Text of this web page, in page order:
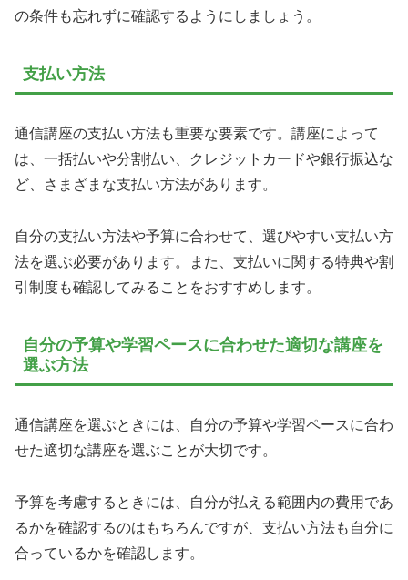
の条件も忘れずに確認するようにしましょう。
支払い方法
通信講座の支払い方法も重要な要素です。講座によって
は、一括払いや分割払い、クレジットカードや銀行振込な
ど、さまざまな支払い方法があります。
自分の支払い方法や予算に合わせて、選びやすい支払い方
法を選ぶ必要があります。また、支払いに関する特典や割
引制度も確認してみることをおすすめします。
自分の予算や学習ペースに合わせた適切な講座を
選ぶ方法
通信講座を選ぶときには、自分の予算や学習ペースに合わ
せた適切な講座を選ぶことが大切です。
予算を考慮するときには、自分が払える範囲内の費用であ
るかを確認するのはもちろんですが、支払い方法も自分に
合っているかを確認します。